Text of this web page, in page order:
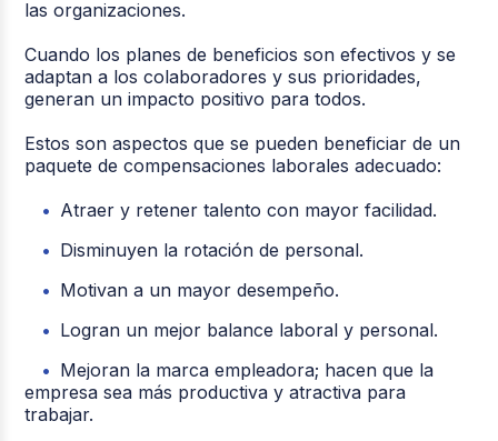
las organizaciones.
Cuando los planes de beneficios son efectivos y se
adaptan a los colaboradores y sus prioridades,
generan un impacto positivo para todos.
Estos son aspectos que se pueden beneficiar de un
paquete de compensaciones laborales adecuado:
Atraer y retener talento con mayor facilidad.
Disminuyen la rotación de personal.
Motivan a un mayor desempeño.
Logran un mejor balance laboral y personal.
Mejoran la marca empleadora; hacen que la
empresa sea más productiva y atractiva para
trabajar.